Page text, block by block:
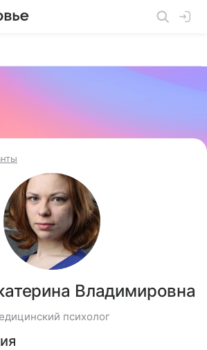
Владимировна
психолог